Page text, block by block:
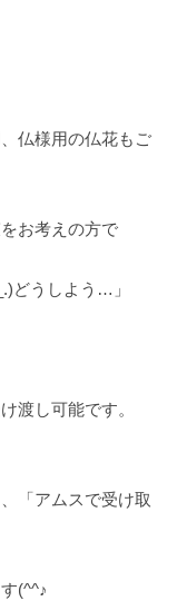
仏様用の仏花もご
お考えの方で
どうしよう…」
渡し可能です。
「アムスで受け取
(^^♪